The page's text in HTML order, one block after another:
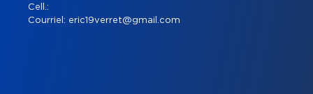
Cell.:
Courriel: eric19verret@gmail.com